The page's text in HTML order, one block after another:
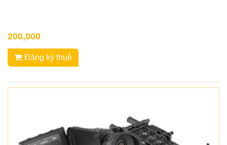
200,000
Đăng ký thuê